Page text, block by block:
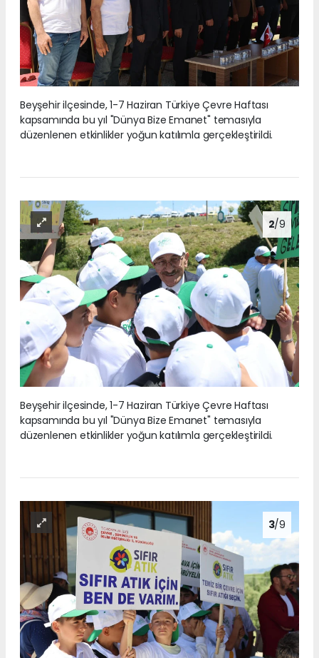
Beyşehir ilçesinde, 1-7 Haziran Türkiye Çevre Haftası
kapsamında bu yıl "Dünya Bize Emanet" temasıyla
düzenlenen etkinlikler yoğun katılımla gerçekleştirildi.
2/9
Beyşehir ilçesinde, 1-7 Haziran Türkiye Çevre Haftası
kapsamında bu yıl "Dünya Bize Emanet" temasıyla
düzenlenen etkinlikler yoğun katılımla gerçekleştirildi.
3/9